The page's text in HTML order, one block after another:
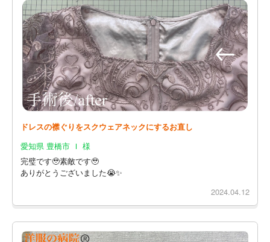
ドレスの襟ぐりをスクウェアネックにするお直し
愛知県 豊橋市 Ｉ 様
完璧です🥹素敵です🥹
ありがとうございました😭✨
2024.04.12